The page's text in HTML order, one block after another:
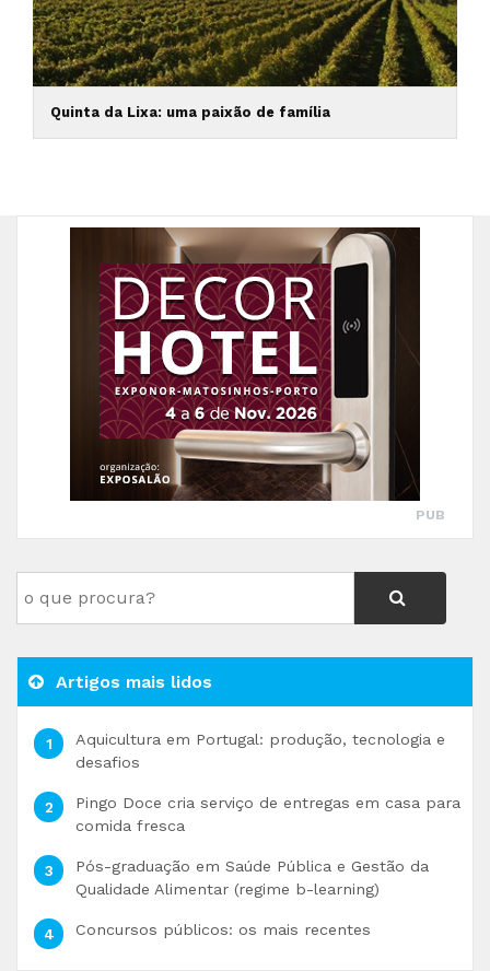
Quinta da Lixa: uma paixão de família
PUB
Artigos mais lidos
Aquicultura em Portugal: produção, tecnologia e
desafios
Pingo Doce cria serviço de entregas em casa para
comida fresca
Pós-graduação em Saúde Pública e Gestão da
Qualidade Alimentar (regime b-learning)
Concursos públicos: os mais recentes